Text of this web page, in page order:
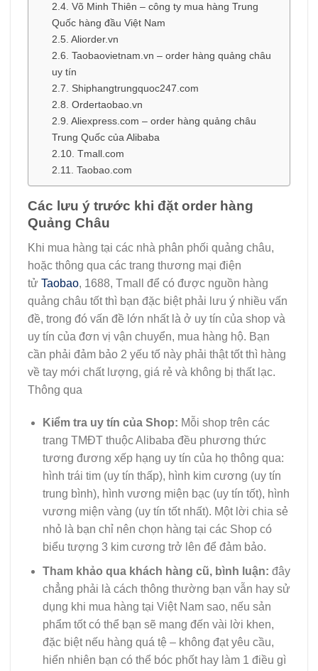
Võ Minh Thiên – công ty mua hàng Trung
Quốc hàng đầu Việt Nam
Aliorder.vn
Taobaovietnam.vn – order hàng quảng châu
uy tín
Shiphangtrungquoc247.com
Ordertaobao.vn
Aliexpress.com – order hàng quảng châu
Trung Quốc của Alibaba
Tmall.com
Taobao.com
Các lưu ý trước khi đặt order hàng
Quảng Châu
Khi mua hàng tại các nhà phân phối quảng châu,
hoặc thông qua các trang thương mại điện
tử Taobao, 1688, Tmall để có được nguồn hàng
quảng châu tốt thì bạn đặc biệt phải lưu ý nhiều vấn
đề, trong đó vấn đề lớn nhất là ở uy tín của shop và
uy tín của đơn vị vận chuyển, mua hàng hộ. Bạn
cần phải đảm bảo 2 yếu tố này phải thật tốt thì hàng
về tay mới chất lượng, giá rẻ và không bị thất lạc.
Thông qua
Kiểm tra uy tín của Shop: Mỗi shop trên các
trang TMĐT thuộc Alibaba đều phương thức
tương đương xếp hạng uy tín của họ thông qua:
hình trái tim (uy tín thấp), hình kim cương (uy tín
trung bình), hình vương miện bạc (uy tín tốt), hình
vương miện vàng (uy tín tốt nhất). Một lời chia sẻ
nhỏ là bạn chỉ nên chọn hàng tại các Shop có
biểu tượng 3 kim cương trở lên để đảm bảo.
Tham khảo qua khách hàng cũ, bình luận: đây
chẳng phải là cách thông thường bạn vẫn hay sử
dụng khi mua hàng tại Việt Nam sao, nếu sản
phẩm tốt có thể bạn sẽ mang đến vài lời khen,
đặc biệt nếu hàng quá tệ – không đạt yêu cầu,
hiển nhiên bạn có thể bóc phốt hay làm 1 điều gì